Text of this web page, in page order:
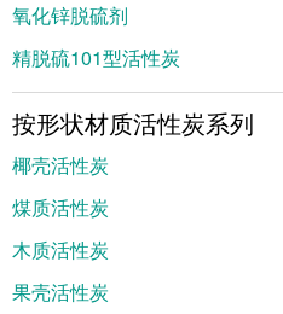
氧化锌脱硫剂
精脱硫101型活性炭
按形状材质活性炭系列
椰壳活性炭
煤质活性炭
木质活性炭
果壳活性炭